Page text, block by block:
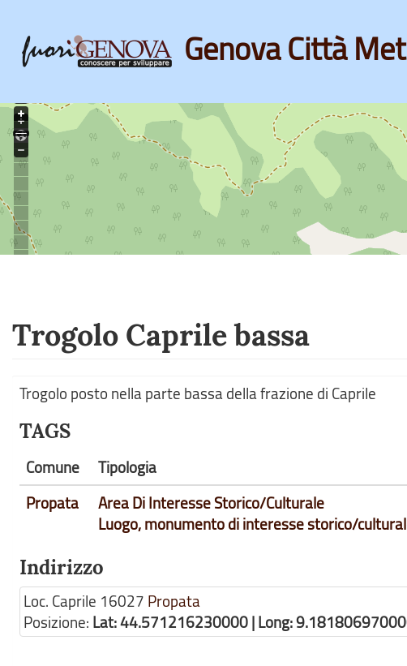
Skip
main
content
Genova Città
Trogolo Caprile bassa
Trogolo posto nella parte bassa della frazione di Caprile
TAGS
Comune Tipologia
Propata
Area Di Interesse Storico/Culturale
Luogo, monumento di interesse storico/
Indirizzo
Loc. Caprile 16027 Propata
Posizione: Lat: 44.571216230000 | Long: